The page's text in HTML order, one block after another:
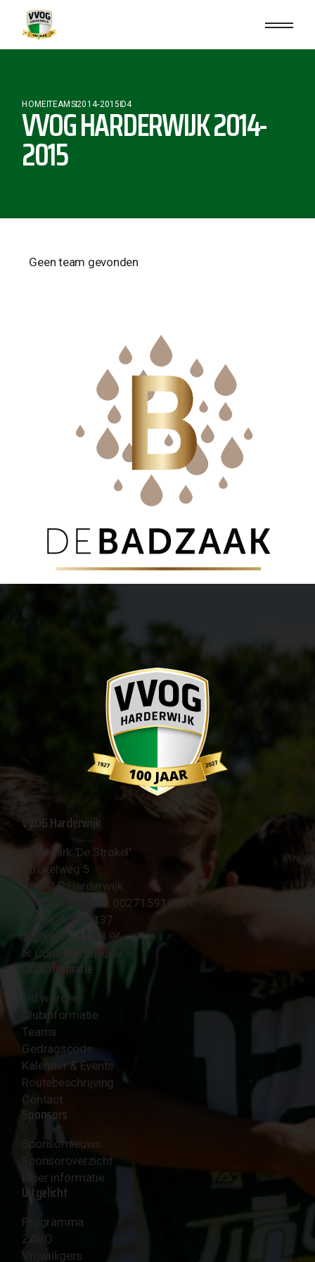
HOMETEAMS2014-2015 D4
VVOG HARDERWIJK 2014-
2015
Geen team gevonden
VVOG Harderwijk
Sportpark 'De Strokel'
Strokelweg 5
3847 LR Harderwijk
BTW Nummer NL 002715910B01
KvK Nr 40094437
☎︎ 0341 - 41 28 96
✉︎ Contactformulier
Clubinformatie
Lid worden
Clubinformatie
Teams
Gedragscode
Kalender & Events
Routebeschrijving
Contact
Sponsors
Sponsornieuws
Sponsoroverzicht
Meer informatie
Uitgelicht
Programma
ZAVO
Vrijwilligers